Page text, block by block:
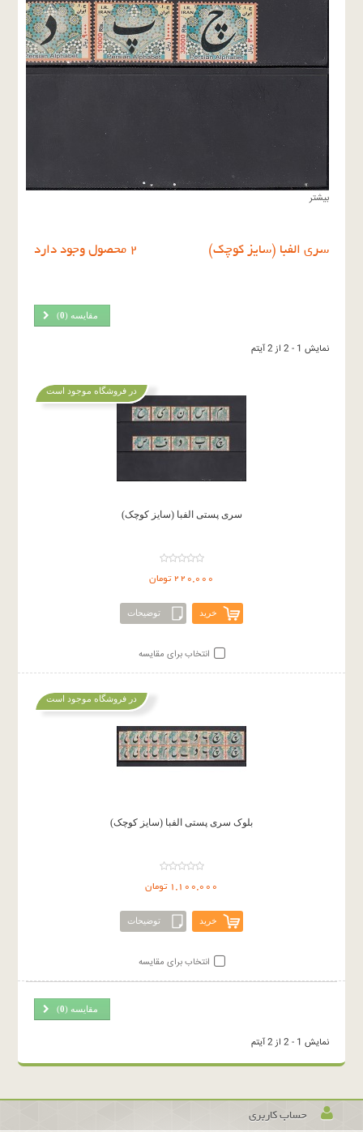
بیشتر
سرى الفبا (سايز كوچك) 2 محصول وجود دارد
مقایسه (0
)
نمایش 1 - 2 از 2 آیتم
سری پستی الفبا (سایز کوچک)
220,000 تومان
خرید توضیحات
در فروشگاه موجود است
انتخاب برای مقایسه
بلوک سری پستی الفبا (سایز کوچک)
1,100,000 تومان
خرید توضیحات
در فروشگاه موجود است
انتخاب برای مقایسه
مقایسه (0
)
نمایش 1 - 2 از 2 آیتم
حساب کاربری